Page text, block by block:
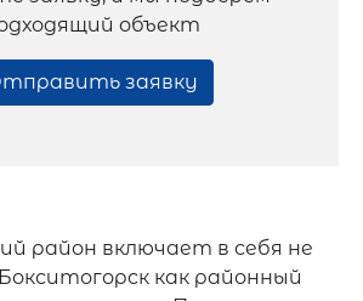
объект
заявку
район включает в себя не
как районный